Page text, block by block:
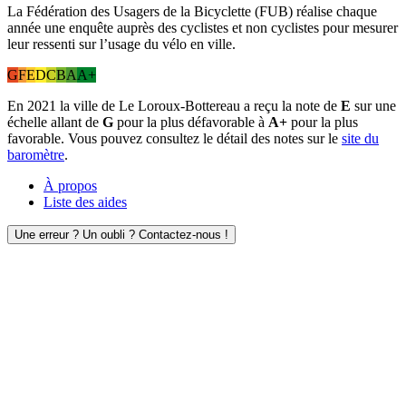
La Fédération des Usagers de la Bicyclette (FUB) réalise chaque
année une enquête auprès des cyclistes et non cyclistes pour mesurer
leur ressenti sur l’usage du vélo en ville.
GFEDCBAA+
En 2021 la ville de Le Loroux-Bottereau a reçu la note de E sur une
échelle allant de G pour la plus défavorable à A+ pour la plus
favorable. Vous pouvez consultez le détail des notes sur le site du
baromètre.
À propos
Liste des aides
Une erreur ? Un oubli ? Contactez-nous !